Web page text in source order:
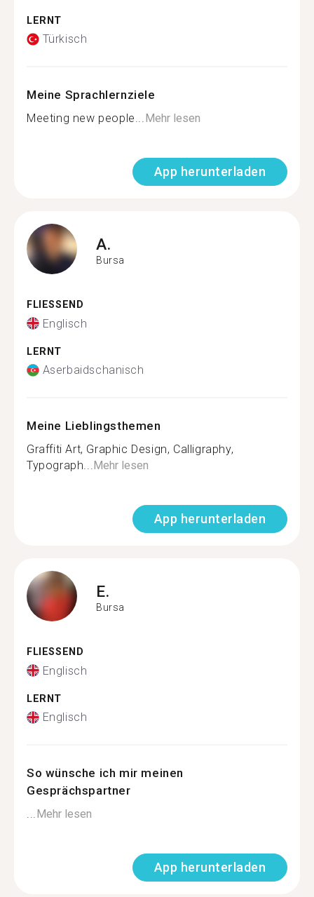
LERNT
Türkisch
Meine Sprachlernziele
Meeting new people...Mehr lesen
App herunterladen
A.
Bursa
FLIESSEND
Englisch
LERNT
Aserbaidschanisch
Meine Lieblingsthemen
Graffiti Art, Graphic Design, Calligraphy,
Typograph...Mehr lesen
App herunterladen
E.
Bursa
FLIESSEND
Englisch
LERNT
Englisch
So wünsche ich mir meinen
Gesprächspartner
...Mehr lesen
App herunterladen